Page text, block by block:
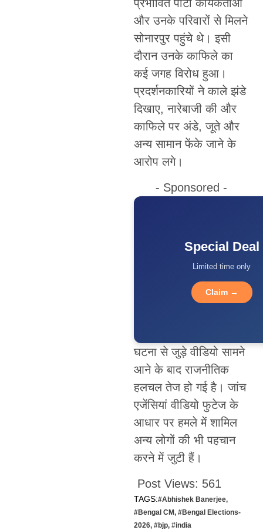
प्रभावित पार्टी कार्यकर्ताओं
और उनके परिवारों से मिलने
सोनारपुर पहुंचे थे। इसी
दौरान उनके काफिले का
कई जगह विरोध हुआ।
प्रदर्शनकारियों ने काले झंडे
दिखाए, नारेबाजी की और
काफिले पर अंडे, जूते और
अन्य सामान फेंके जाने के
आरोप लगे।
- Sponsored -
Special Deal
Limited time only
Claim →
घटना से जुड़े वीडियो सामने
आने के बाद राजनीतिक
हलचल तेज हो गई है। जांच
एजेंसियां वीडियो फुटेज के
आधार पर हमले में शामिल
अन्य लोगों की भी पहचान
करने में जुटी हैं।
Post Views: 561
TAGS:#Abhishek Banerjee,
#Bengal CM, #Bengal Elections-
2026, #bjp, #india